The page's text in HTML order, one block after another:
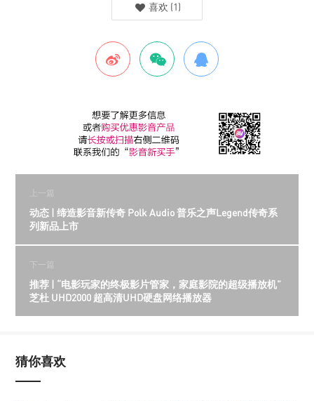
喜欢 (1)
上一篇
动态 | 缔造影音新传奇 Polk Audio 普乐之声Legend传奇系
列新品上市
下一篇
推荐 | “电影玩家的终极影片管家，家庭影院的超级播放机”
芝杜 UHD2000 超高清UHD硬盘网络播放器
猜你喜欢